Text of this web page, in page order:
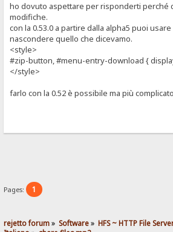
ho dovuto aspettare per risponderti perché
modifiche.
con la 0.53.0 a partire dalla alpha5 puoi
nascondere quello che dicevamo.
<style>
#zip-button, #menu-entry-download {
</style>
farlo con la 0.52 è possibile ma più complicato
Pages: 1
rejetto forum» Software» HFS ~ HTTP File